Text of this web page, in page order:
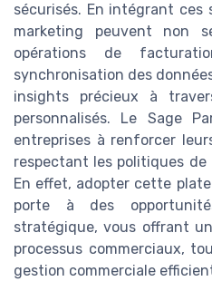
sécurisés. En intégrant ces
marketing peuvent non
opérations de
synchronisation des
insights précieux à
personnalisés. Le Sage
entreprises à renforcer
respectant les politiques
En effet, adopter cette
porte à des
stratégique, vous offrant
processus commerciaux,
gestion commerciale